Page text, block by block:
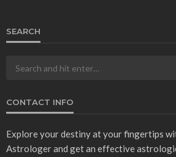
SEARCH
CONTACT INFO
Explore your destiny at your fingertips
Astrologer and get an effective